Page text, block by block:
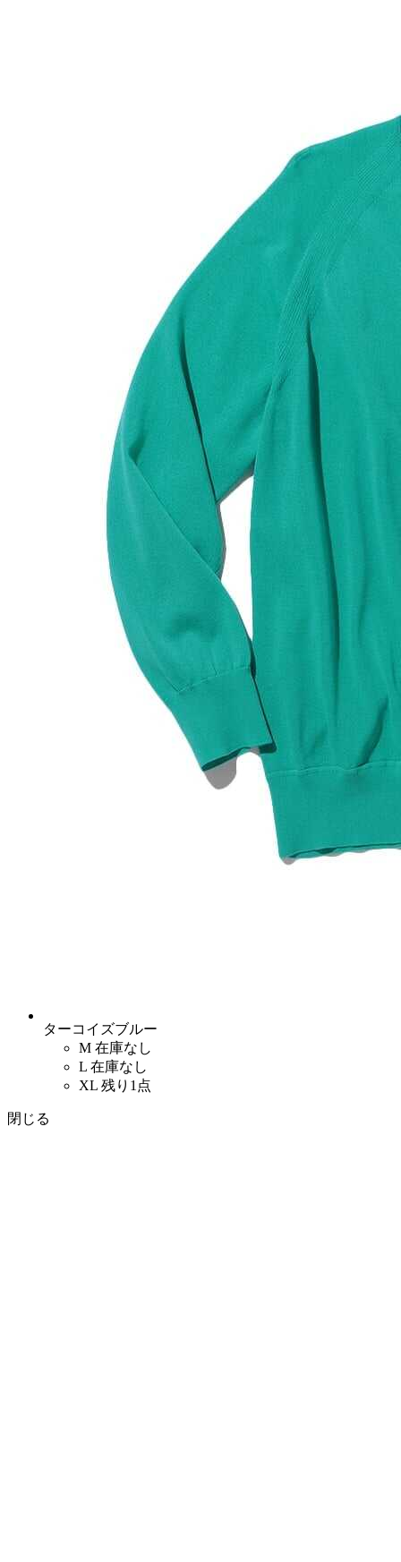
ターコイズブルー
M 在庫なし
L 在庫なし
XL 残り1点
閉じる